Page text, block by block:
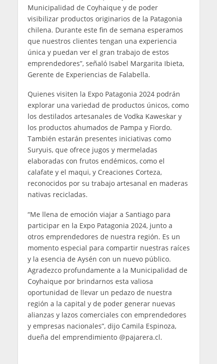
Municipalidad de Coyhaique y de poder
visibilizar productos originarios de la Patagonia
chilena. Durante este fin de semana esperamos
que nuestros clientes tengan una experiencia
única y puedan ver el gran trabajo de estos
emprendedores”, señaló Isabel Margarita Ibieta,
Gerente de Experiencias de Falabella.
Quienes visiten la Expo Patagonia 2024 podrán
explorar una variedad de productos únicos, como
los destilados artesanales de Vodka Kaweskar y
los productos ahumados de Pampa y Fiordo.
También estarán presentes iniciativas como
Suryuis, que ofrece jugos y mermeladas
elaboradas con frutos endémicos, como el
calafate y el maqui, y Creaciones Corteza,
reconocidos por su trabajo artesanal en maderas
nativas recicladas.
“Me llena de emoción viajar a Santiago para
participar en la Expo Patagonia 2024, junto a
otros emprendedores de nuestra región. Es un
momento especial para compartir nuestras raíces
y la esencia de Aysén con un nuevo público.
Agradezco profundamente a la Municipalidad de
Coyhaique por brindarnos esta valiosa
oportunidad de llevar un pedazo de nuestra
región a la capital y de poder generar nuevas
alianzas y lazos comerciales con emprendedores
y empresas nacionales”, dijo Camila Espinoza,
dueña del emprendimiento @pajarera.cl.